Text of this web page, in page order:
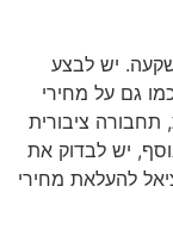
יש לבצע
גם על מחירי
תחבורה ציבורית
יש לבדוק את
להעלאת מחירי